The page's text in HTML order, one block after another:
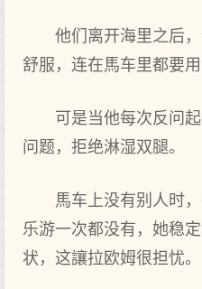
他们‌离开‌海里之‌后
舒服，连在馬车里都要‌
可‌是当他每次反问
问题，拒绝淋湿双腿。
馬车上没有‌别‌人时
乐游一次都没有‌，她稳
状，这讓拉欧姆很担忧。